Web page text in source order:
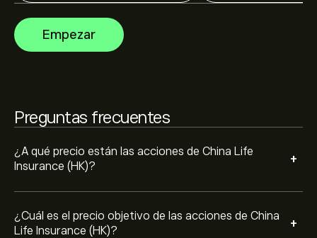
Empezar
Preguntas frecuentes
¿A qué precio están las acciones de China Life
Insurance (HK)?
+
¿Cuál es el precio objetivo de las acciones de China
Life Insurance (HK)?
+
China Life Insurance (HK) se basan en las tendencias del
mercado, los estados financieros y el crecimiento
previsto. Consulta las previsiones más recientes para
conocer la evolución futura de los precios.